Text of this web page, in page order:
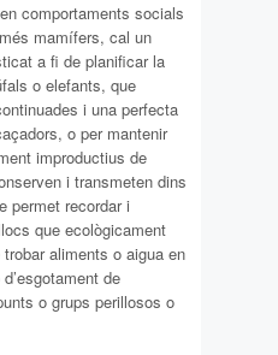
comportaments socials
mamífers, cal un
a fi de planificar la
o elefants, que
i una perfecta
o per mantenir
improductius de
i transmeten dins
permet recordar i
que ecològicament
aliments o aigua en
de
o grups perillosos o